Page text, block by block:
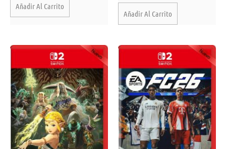
Añadir Al Carrito
Añadir Al Carrito